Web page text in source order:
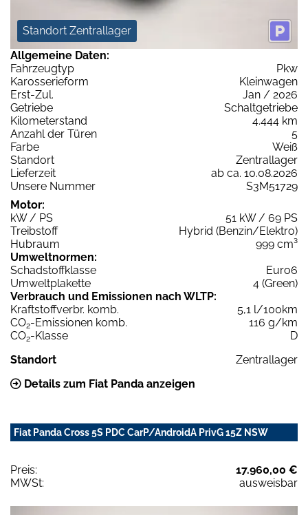
Standort Zentrallager
Allgemeine Daten:
Fahrzeugtyp
Pkw
Karosserieform
Kleinwagen
Erst-Zul.
Jan / 2026
Getriebe
Schaltgetriebe
Kilometerstand
4.444 km
Anzahl der Türen
5
Farbe
Weiß
Standort
Zentrallager
Lieferzeit
ab ca. 10.08.2026
Unsere Nummer
S3M51729
Motor:
kW / PS
51 kW / 69 PS
Treibstoff
Hybrid (Benzin/Elektro)
Hubraum
999 cm³
Umweltnormen:
Schadstoffklasse
Euro6
Umweltplakette
4 (Green)
Verbrauch und Emissionen nach WLTP:
Kraftstoffverbr. komb.
5,1 l/100km
CO2-Emissionen komb.
116 g/km
CO2-Klasse
D
Standort
Zentrallager
Details zum Fiat Panda anzeigen
Fiat Panda Cross 5S PDC CarP/AndroidA PrivG 15Z NSW
Preis:
17.960,00 €
MWSt:
ausweisbar